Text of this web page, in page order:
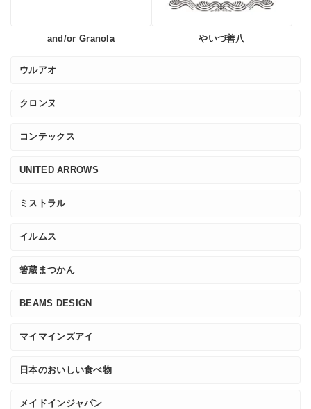
and/or Granola やいづ善八
ウルアオ
クロンヌ
コンテックス
UNITED ARROWS
ミストラル
イルムス
箸蔵まつかん
BEAMS DESIGN
マイマインズアイ
日本のおいしい食べ物
メイドインジャパン